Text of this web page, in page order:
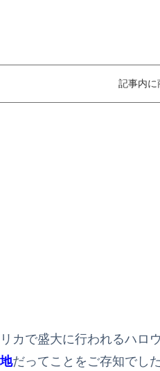
記事内に
カで盛大に行われるハロ
だってことをご存知でし